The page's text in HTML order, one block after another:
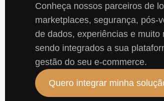
Conheça nossos parceiros de
marketplaces, segurança, pós-
de dados, experiências e
sendo integrados a sua
gestão do seu e-commerce.
Quero integrar minha